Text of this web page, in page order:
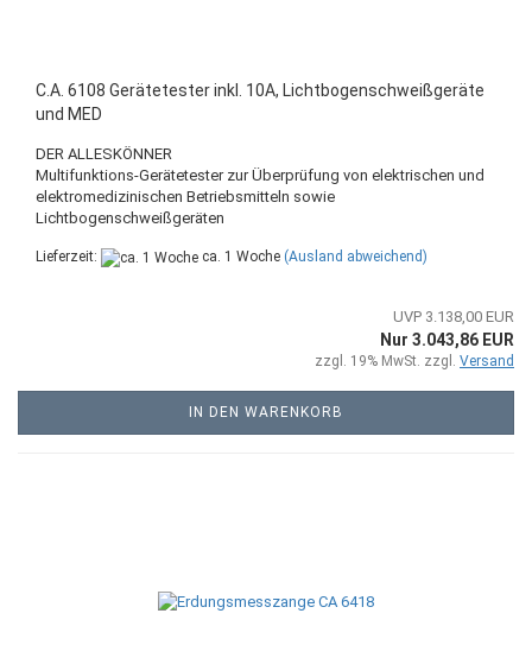
C.A. 6108 Gerätetester inkl. 10A, Lichtbogenschweißgeräte
und MED
DER ALLESKÖNNER
Multifunktions-Gerätetester zur Überprüfung von elektrischen und
elektromedizinischen Betriebsmitteln sowie
Lichtbogenschweißgeräten
Lieferzeit: ca. 1 Woche (Ausland abweichend)
UVP 3.138,00 EUR
Nur 3.043,86 EUR
zzgl. 19% MwSt. zzgl. Versand
IN DEN WARENKORB